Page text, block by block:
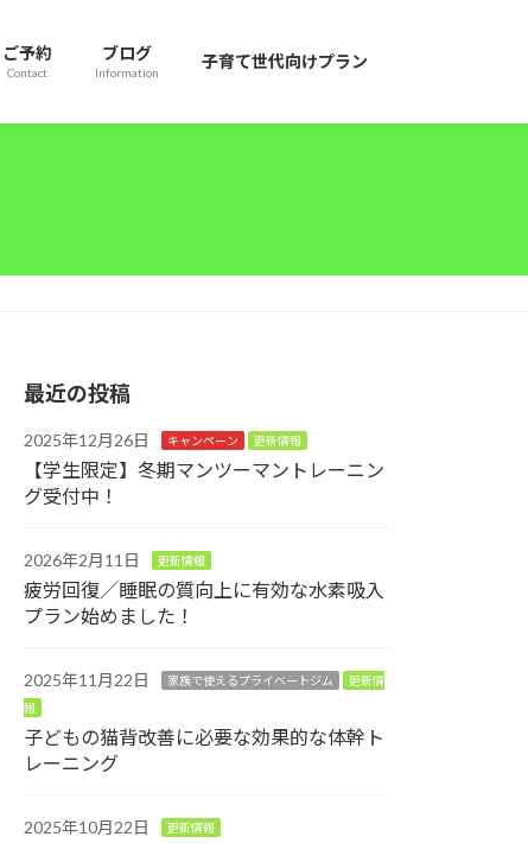
ご予約
Contact
ブログ
Information
子育て世代向けプラン
最近の投稿
2025年12月26日 キャンペーン 更新情報
【学生限定】冬期マンツーマントレーニン
グ受付中！
2026年2月11日 更新情報
疲労回復／睡眠の質向上に有効な水素吸入
プラン始めました！
2025年11月22日 家族で使えるプライベートジム
更新情
報
子どもの猫背改善に必要な効果的な体幹ト
レーニング
2025年10月22日 更新情報